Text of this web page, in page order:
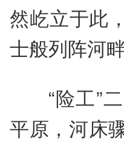
然屹立于此
士般列阵河畔
“险工”
平原，河床